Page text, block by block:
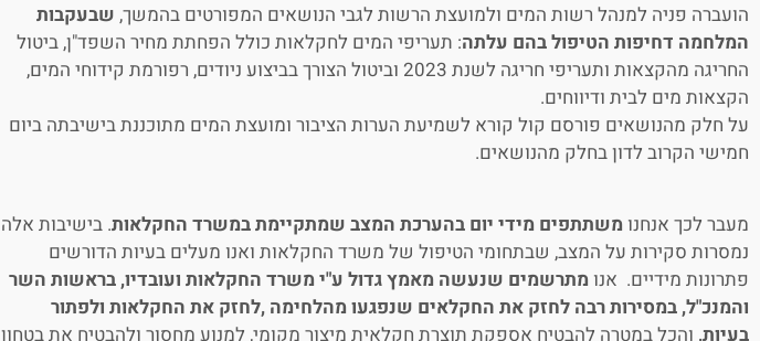
הועברה פניה למנהל רשות המים ולמועצת הרשות לגבי הנושאים המפורטים בהמשך, שבעקבות
המלחמה דחיפות הטיפול בהם עלתה: תעריפי המים לחקלאות כולל הפחתת מחיר השפד"ן, ביטול
החריגה מהקצאות ותעריפי חריגה לשנת 2023 וביטול הצורך בביצוע ניודים, רפורמת קידוחי המים,
הקצאות מים לבית ודיווחים.
על חלק מהנושאים פורסם קול קורא לשמיעת הערות הציבור ומועצת המים מתוכננת בישיבתה ביום
חמישי הקרוב לדון בחלק מהנושאים.
מעבר לכך אנחנו משתתפים מידי יום בהערכת המצב שמתקיימת במשרד החקלאות. בישיבות אלה
נמסרות סקירות על המצב, שבתחומי הטיפול של משרד החקלאות ואנו מעלים בעיות הדורשים
פתרונות מידיים. אנו מתרשמים שנעשה מאמץ גדול ע"י משרד החקלאות ועובדיו, בראשות השר
והמנכ"ל, במסירות רבה לחזק את החקלאים שנפגעו מהלחימה ,לחזק את החקלאות ולפתור
בעיות, והכל במטרה להבטיח אספקת תוצרת חקלאית מיצור מקומי, למנוע מחסור ולהבטיח את בטחון